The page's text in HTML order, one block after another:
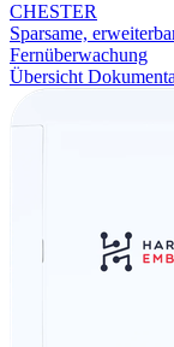
CHESTER
Sparsame,
Fernüberwachung
Übersicht